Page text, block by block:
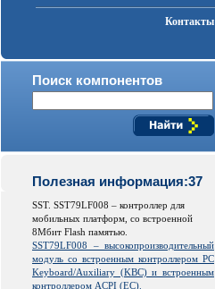
Контакты
Поиск компонентов
Полезная информация:37
SST. SST79LF008 – контроллер для
мобильных платформ, со встроенной
8Мбит Flash памятью.
SST79LF008 – высокопроизводительный
модуль со встроенным контроллером PC
Keyboard/Auxiliary (KBC) и встроенным
контроллером ACPI (EC).